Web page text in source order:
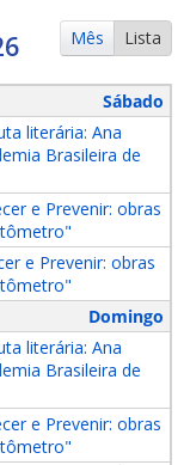
Mês Lista
Sábado
literária: Ana
Brasileira de
e Prevenir: obras
e Prevenir: obras
Domingo
literária: Ana
Brasileira de
e Prevenir: obras